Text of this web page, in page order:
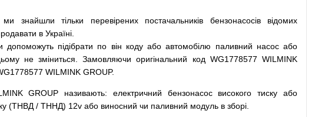
ми знайшли тільки перевірених постачальників
бензонасосів відомих
в Україні.
допоможуть підібрати по він коду або автомобілю паливний насос або
не зміниться Замовляючи оригінальний код WG1778577 WILMINK
WILMINK GROUP.
GROUP називають: електричний бензонасос високого тиску
або
(ТНВД / ТННД) 12v або виносний чи паливний модуль в зборі